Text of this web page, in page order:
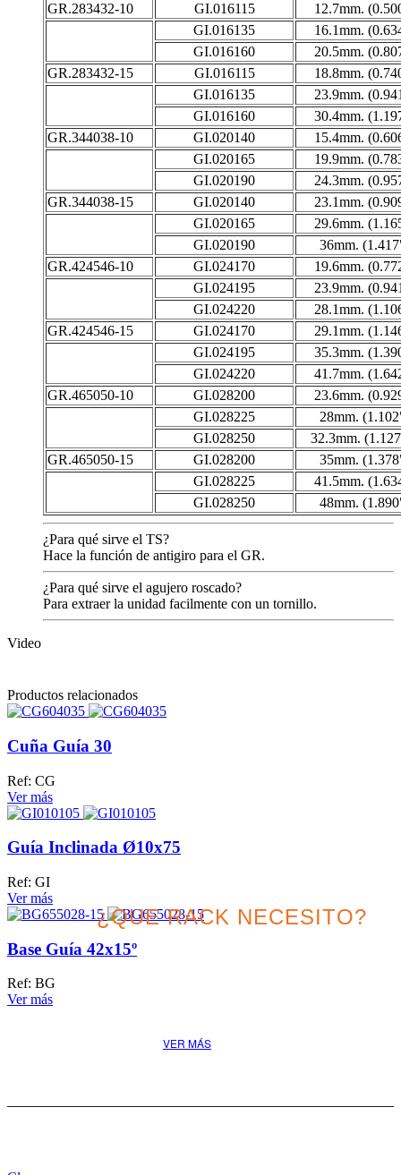
GR.283432-10
GI.016115
12.7mm.
GI.016135
16.1mm.
GI.016160
20.5mm.
GR.283432-15
GI.016115
18.8mm.
GI.016135
23.9mm.
GI.016160
30.4mm.
GR.344038-10
GI.020140
15.4mm.
GI.020165
19.9mm.
GI.020190
24.3mm.
GR.344038-15
GI.020140
23.1mm.
GI.020165
29.6mm.
GI.020190
36mm.
GR.424546-10
GI.024170
19.6mm.
GI.024195
23.9mm.
GI.024220
28.1mm.
GR.424546-15
GI.024170
29.1mm.
GI.024195
35.3mm.
GI.024220
41.7mm.
GR.465050-10
GI.028200
23.6mm.
GI.028225
28mm.
GI.028250
32.3mm.
GR.465050-15
GI.028200
35mm.
GI.028225
41.5mm.
GI.028250
48mm.
¿Para qué sirve el TS?
Hace la función de antigiro para el GR.
¿Para qué sirve el agujero roscado?
Para extraer la unidad facilmente con un tornillo.
Video
Productos relacionados
Cuña Guía 30
Ref: CG
Ver más
Guía Inclinada Ø10x75
Ref: GI
Ver más
Base Guía 42x15º
Ref: BG
Ver más
¿QUE RACK NECESITO?
VER MÁS